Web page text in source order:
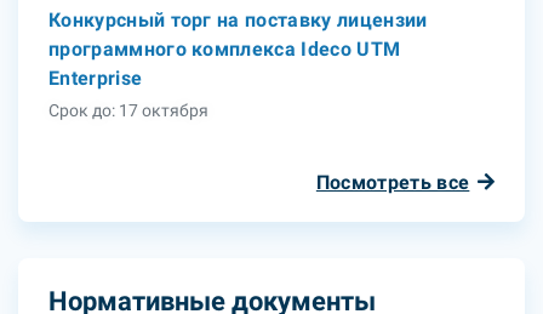
Конкурсный торг на поставку лицензии
программного комплекса Ideco UTM
Enterprise
Срок до: 17 октября
Посмотреть все
Нормативные документы